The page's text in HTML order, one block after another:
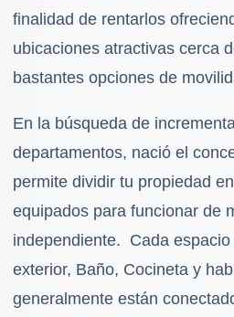
finalidad de rentarlos
ubicaciones atractivas cerca
bastantes opciones de
En la búsqueda de
departamentos, nació el
permite dividir tu propiedad
equipados para funcionar de
independiente. Cada
exterior, Baño, Cocineta y
generalmente están